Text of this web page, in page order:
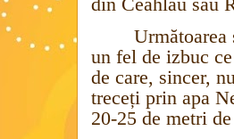
din Ceahlău sau
Următoarea
un fel de izbuc
de care, sincer,
treceți prin apa
20-25 de metri